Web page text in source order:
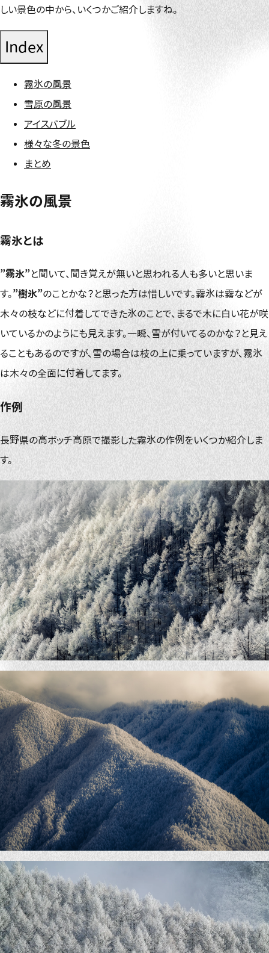
しい景色の中から、いくつかご紹介しますね。
Index
霧氷の風景
雪原の風景
アイスバブル
様々な冬の景色
まとめ
霧氷の風景
霧氷とは
”霧氷”と聞いて、聞き覚えが無いと思われる人も多いと思いま
す。”樹氷”のことかな？と思った方は惜しいです。霧氷は霧などが
木々の枝などに付着してできた氷のことで、まるで木に白い花が咲
いているかのようにも見えます。一瞬、雪が付いてるのかな？と見え
ることもあるのですが、雪の場合は枝の上に乗っていますが、霧氷
は木々の全面に付着してます。
作例
長野県の高ボッチ高原で撮影した霧氷の作例をいくつか紹介しま
す。